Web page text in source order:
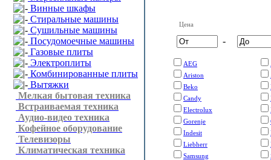
Винные шкафы
Стиральные машины
Сушильные машины
Посудомоечные машины
Газовые плиты
Электроплиты
Комбинированные плиты
Вытяжки
Мелкая бытовая техника
Встраиваемая техника
Аудио-видео техника
Кофейное оборудование
Телевизоры
Климатическая техника
Цена
-
AEG
Ariston
Beko
Candy
Electrolux
Gorenje
Indesit
Liebherr
Samsung